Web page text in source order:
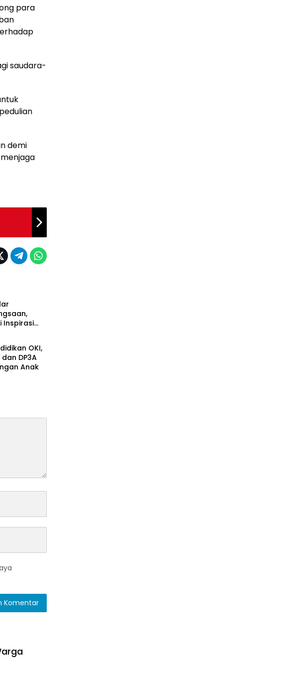
para
saudara-
demi
Inspirasi
OKI,
DP3A
Anak